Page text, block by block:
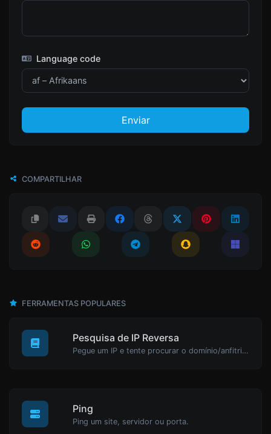
Language code
Enviar
COMPARTILHAR
FERRAMENTAS POPULARES
Pesquisa de IP Reversa
Pegue um IP e tente procurar o domínio/anfitrião associado a ele.
Ping
Ping um site, servidor ou porta.